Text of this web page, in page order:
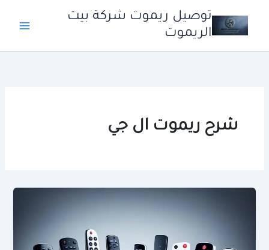
المحتوى
توصيل ريموت شركة بيت
الريموت
شرح ريموت ال جي